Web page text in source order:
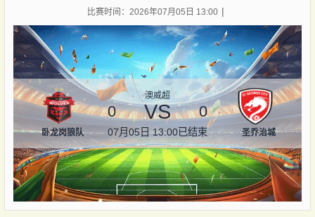
像
讯
直播
比赛时间：2026年07月05日 13:00
卧龙岗狼队
澳威超
0 VS 0
07月05日 13:00已结束 圣乔治城